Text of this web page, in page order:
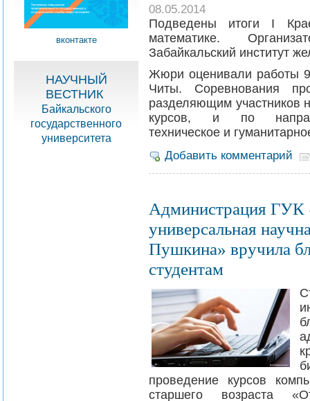
вконтакте
НАУЧНЫЙ
ВЕСТНИК
Байкальского
государственного
университета
08.05.2014
Подведены итоги I
математике­.
Забайкальский институт
Жюри оценивали работы
Читы. Соревнования
разделяющим участников
курсов, и по
техническое и
Добавить комментарий
Администрация ГУК
универсальная
Пушкина» вручила
студентам
проведение курсов
старшего возраста